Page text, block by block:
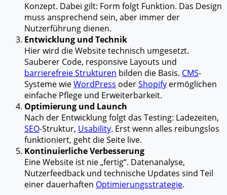
Konzept. Dabei gilt: Form folgt Funktion. Das Design
muss ansprechend sein, aber immer der
Nutzerführung dienen.
Entwicklung und Technik
Hier wird die Website technisch umgesetzt.
Sauberer Code, responsive Layouts und
barrierefreie Strukturen bilden die Basis. CMS-
Systeme wieWordPress oderShopify ermöglichen
einfache Pflege und Erweiterbarkeit.
Optimierung und Launch
Nach der Entwicklung folgt das Testing: Ladezeiten,
SEO-Struktur, Usability. Erst wenn alles reibungslos
funktioniert, geht die Seite live.
Kontinuierliche Verbesserung
Eine Website ist nie „fertig“. Datenanalyse,
Nutzerfeedback und technische Updates sind Teil
einer dauerhaften Optimierungsstrategie.